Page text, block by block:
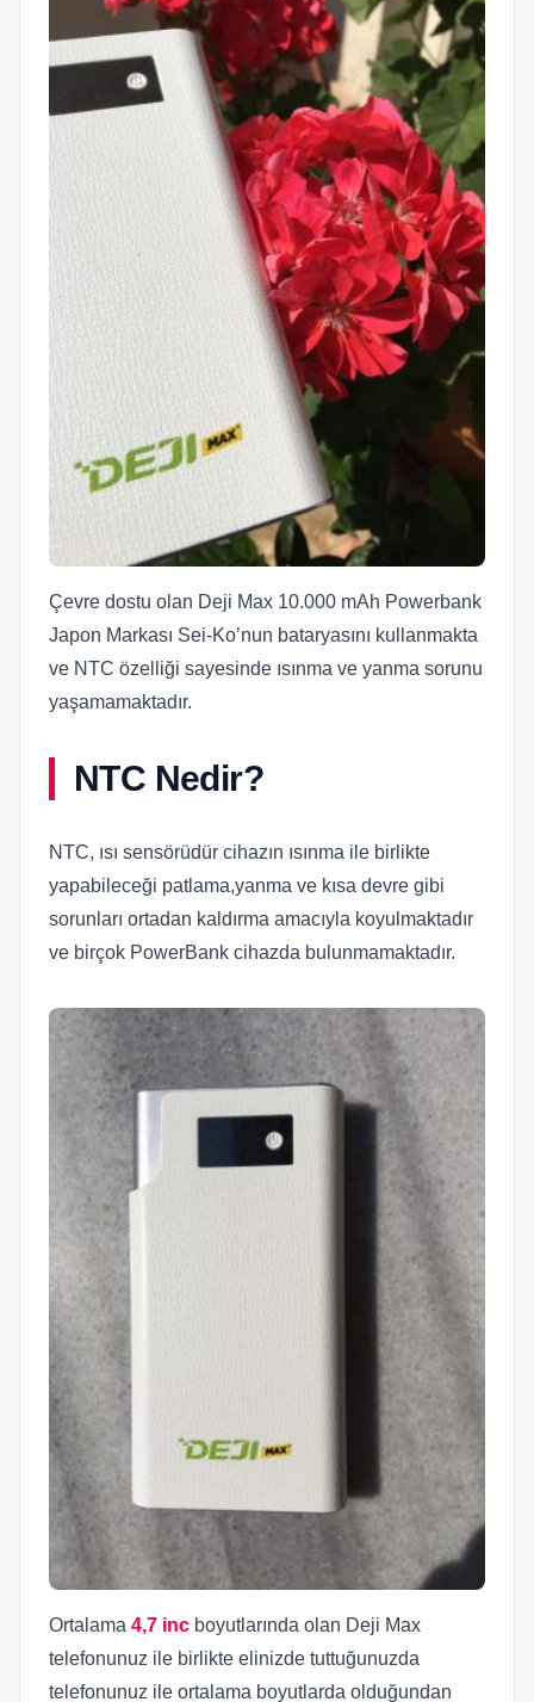
Çevre dostu olan Deji Max 10.000 mAh Powerbank
Japon Markası Sei-Ko’nun bataryasını kullanmakta
ve NTC özelliği sayesinde ısınma ve yanma sorunu
yaşamamaktadır.
NTC Nedir?
NTC, ısı sensörüdür cihazın ısınma ile birlikte
yapabileceği patlama,yanma ve kısa devre gibi
sorunları ortadan kaldırma amacıyla koyulmaktadır
ve birçok PowerBank cihazda bulunmamaktadır.
Ortalama 4,7 inc boyutlarında olan Deji Max
telefonunuz ile birlikte elinizde tuttuğunuzda
telefonunuz ile ortalama boyutlarda olduğundan